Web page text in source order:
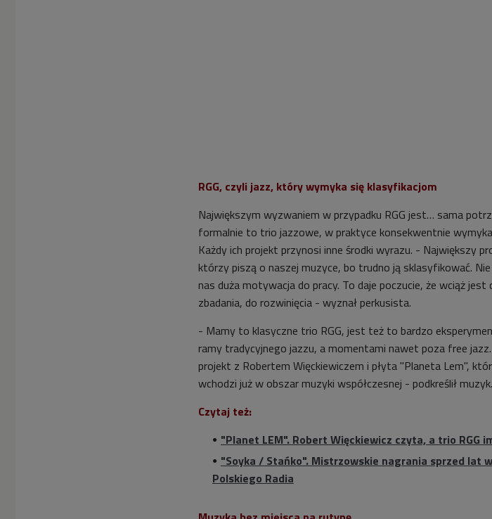
RGG, czyli jazz, który wymyka się klasyfikacjom
Największym wyzwaniem w przypadku RGG jest… sama
formalnie to trio jazzowe, w praktyce konsekwentnie
Każdy ich projekt przynosi inne środki wyrazu. - Największy
którzy piszą o naszej muzyce, bo trudno ją sklasyfikować.
nas duża motywacja do pracy. To daje poczucie, że wciąż jest
zbadania, do rozwinięcia - wyznał perkusista.
- Mamy to klasyczne trio RGG, jest też to bardzo
ramy tradycyjnego jazzu, a momentami nawet poza free
projekt z Robertem Więckiewiczem i płyta "Planeta Lem",
wchodzi już w obszar muzyki współczesnej - podkreślił muzyk.
Czytaj też:
"Planet LEM". Robert Więckiewicz czyta, a trio RGG
"Soyka / Stańko". Mistrzowskie nagrania sprzed lat
Polskiego Radia